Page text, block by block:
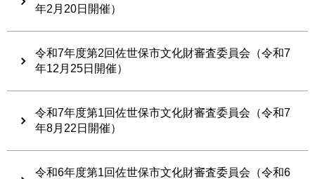
年2月20日開催）
令和7年度第2回佐世保市文化財審査委員会（令和7
年12月25日開催）
令和7年度第1回佐世保市文化財審査委員会（令和7
年8月22日開催）
令和6年度第1回佐世保市文化財審査委員会（令和6